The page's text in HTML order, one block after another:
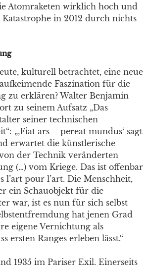
Atomraketen wirklich hoch und
Katastrophe in 2012 durch nichts
kulturell betrachtet, eine neue
Faszination für die
zu erklären? Walter Benjamin
zu seinem Aufsatz „Das
seiner technischen
„‚Fiat ars – pereat mundus‘ sagt
erwartet die künstlerische
der Technik veränderten
(…) vom Kriege. Das ist offenbar
l’art pour l’art. Die Menschheit,
ein Schauobjekt für die
war, ist es nun für sich selbst
hat jenen Grad
eigene Vernichtung als
ersten Ranges erleben lässt.“
1935 im Pariser Exil. Einerseits